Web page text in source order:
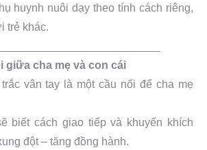
huynh nuôi dạy theo tính cách riêng,
trẻ khác.
giữa cha mẹ và con cái
vân tay là một cầu nối để cha mẹ
cách giao tiếp và khuyến khích
đột – tăng đồng hành.